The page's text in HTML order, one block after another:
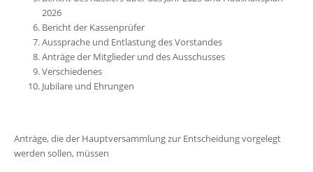
2026
Bericht der Kassenprüfer
Aussprache und Entlastung des Vorstandes
Anträge der Mitglieder und des Ausschusses
Verschiedenes
Jubilare und Ehrungen
Anträge, die der Hauptversammlung zur Entscheidung vorgelegt
werden sollen, müssen